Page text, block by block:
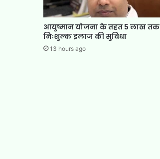
आयुष्मान योजना के तहत 5 लाख तक
निःशुल्क इलाज की सुविधा
13 hours ago